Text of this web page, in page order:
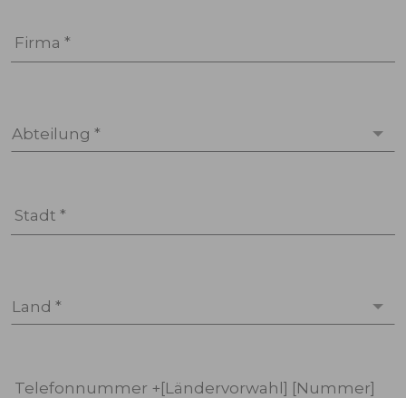
Firma *
Abteilung *
Stadt *
Land *
Telefonnummer +[Ländervorwahl] [Nummer]